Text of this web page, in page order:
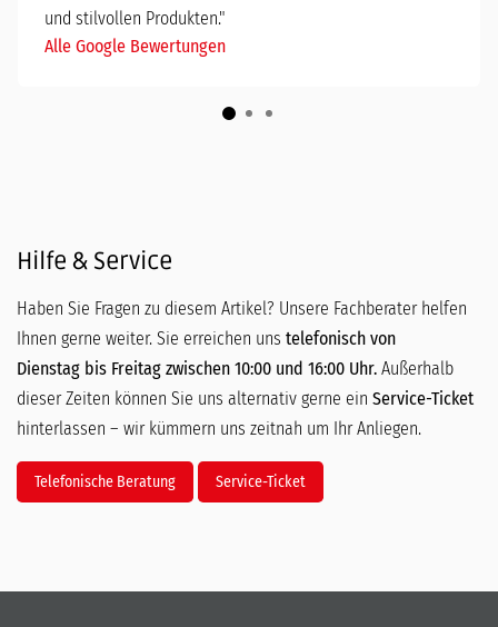
und stilvollen Produkten."
Alle Google Bewertungen
Hilfe & Service
Haben Sie Fragen zu diesem Artikel? Unsere Fachberater helfen
Ihnen gerne weiter. Sie erreichen uns telefonisch von
Dienstag bis Freitag zwischen 10:00 und 16:00 Uhr. Außerhalb
dieser Zeiten können Sie uns alternativ gerne ein Service-Ticket
hinterlassen – wir kümmern uns zeitnah um Ihr Anliegen.
Telefonische Beratung Service-Ticket